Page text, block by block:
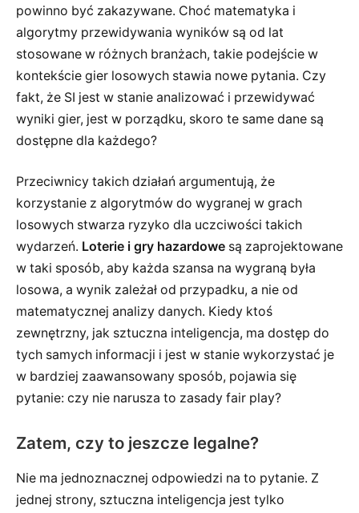
powinno być zakazywane. Choć matematyka i
algorytmy przewidywania wyników są od lat
stosowane w różnych branżach, takie podejście w
kontekście gier losowych stawia nowe pytania. Czy
fakt, że SI jest w stanie analizować i przewidywać
wyniki gier, jest w porządku, skoro te same dane są
dostępne dla każdego?
Przeciwnicy takich działań argumentują, że
korzystanie z algorytmów do wygranej w grach
losowych stwarza ryzyko dla uczciwości takich
wydarzeń. Loterie i gry hazardowe są zaprojektowane
w taki sposób, aby każda szansa na wygraną była
losowa, a wynik zależał od przypadku, a nie od
matematycznej analizy danych. Kiedy ktoś
zewnętrzny, jak sztuczna inteligencja, ma dostęp do
tych samych informacji i jest w stanie wykorzystać je
w bardziej zaawansowany sposób, pojawia się
pytanie: czy nie narusza to zasady fair play?
Zatem, czy to jeszcze legalne?
Nie ma jednoznacznej odpowiedzi na to pytanie. Z
jednej strony, sztuczna inteligencja jest tylko